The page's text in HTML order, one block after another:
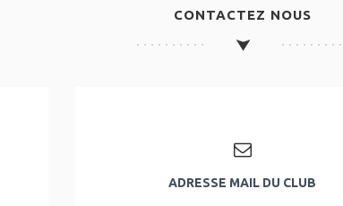
CONTACTEZ NOUS
ADRESSE MAIL DU CLUB